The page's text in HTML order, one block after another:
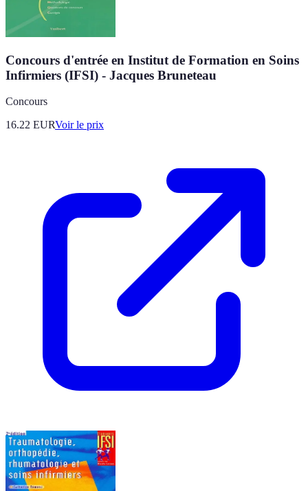
Concours d'entrée en Institut de Formation en Soins
Infirmiers (IFSI) - Jacques Bruneteau
Concours
16.22 EURVoir le prix